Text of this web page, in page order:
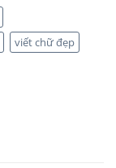
viết chữ đẹp